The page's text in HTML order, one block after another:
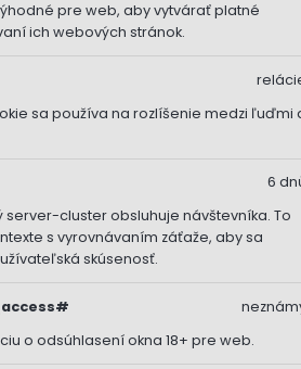
pre web, aby vytvárať platné
ich webových stránok.
sa používa na rozlíšenie medzi ľuďmi
server-cluster obsluhuje návštevníka. To
s vyrovnávaním záťaže, aby sa
skúsenosť.
6
o odsúhlasení okna 18+ pre web.